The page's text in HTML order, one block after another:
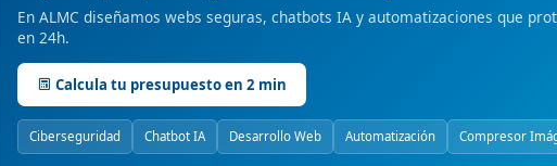
En ALMC diseñamos webs seguras, chatbots IA y automatizaciones que
en 24h.
Calcula tu presupuesto en 2 min
Ciberseguridad Chatbot IA Desarrollo Web Automatización Compresor